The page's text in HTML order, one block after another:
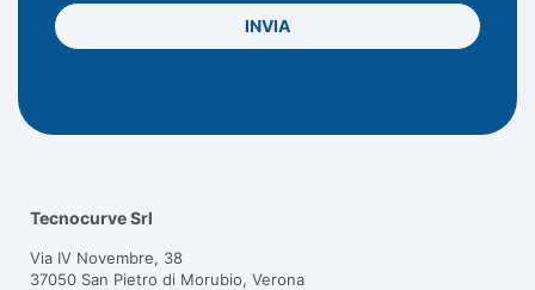
INVIA
Tecnocurve Srl
Via IV Novembre, 38
37050 San Pietro di Morubio, Verona